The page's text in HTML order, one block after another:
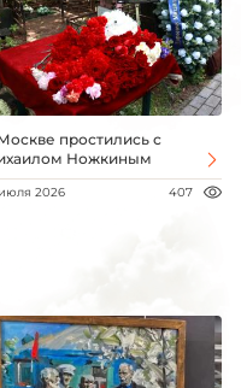
простились с
Ножкиным
2026 407